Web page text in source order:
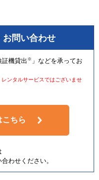
お問い合わせ
証機貸出 ※ 」などを承ってお
ンタルサービスではございませ
ちら
わせください。